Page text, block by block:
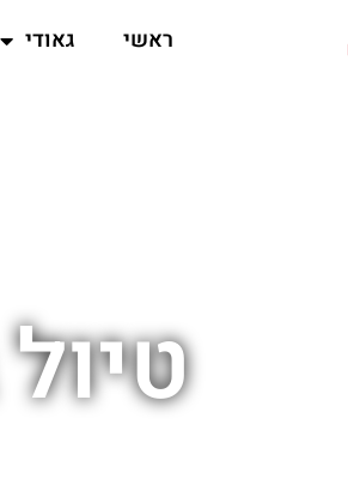
ראשי גאודי
טיול